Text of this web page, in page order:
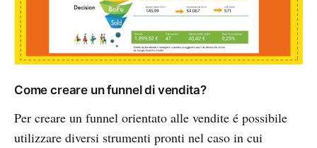
Come creare un funnel di vendita?
Per creare un funnel orientato alle vendite é possibile
utilizzare diversi strumenti pronti nel caso in cui